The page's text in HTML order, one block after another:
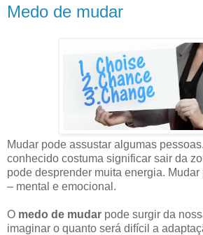
Medo de mudar
Mudar pode assustar algumas pessoas.
conhecido costuma significar sair da
pode desprender muita energia. Mudar
– mental e emocional.
O medo de mudar pode surgir da
imaginar o quanto será difícil a